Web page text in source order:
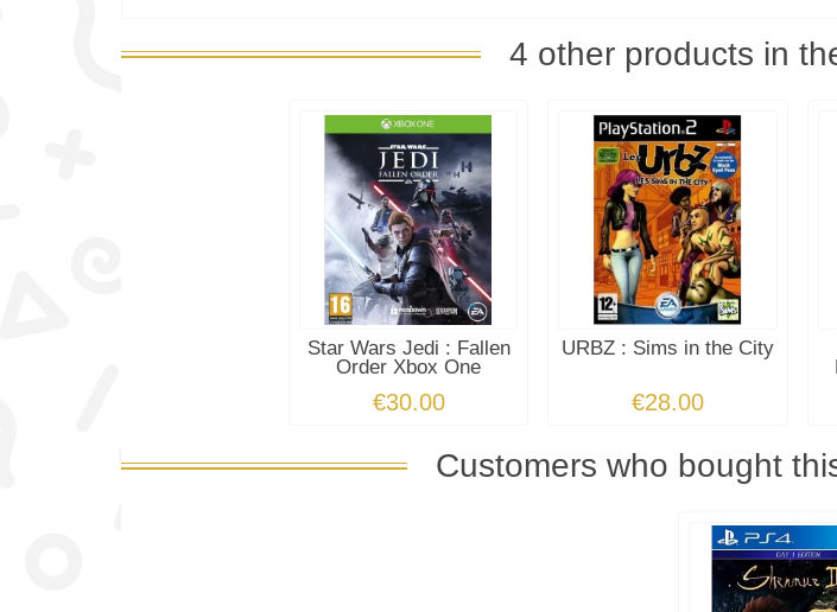
4 other products in
Star Wars Jedi : Fallen
Order Xbox One
€30.00
URBZ : Sims in the City
€28.00
Customers who bought